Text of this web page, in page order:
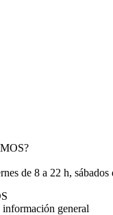
de 8 a 22 h, sábados
general